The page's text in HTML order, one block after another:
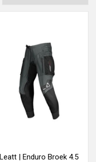
Leatt | Enduro Broek 4.5